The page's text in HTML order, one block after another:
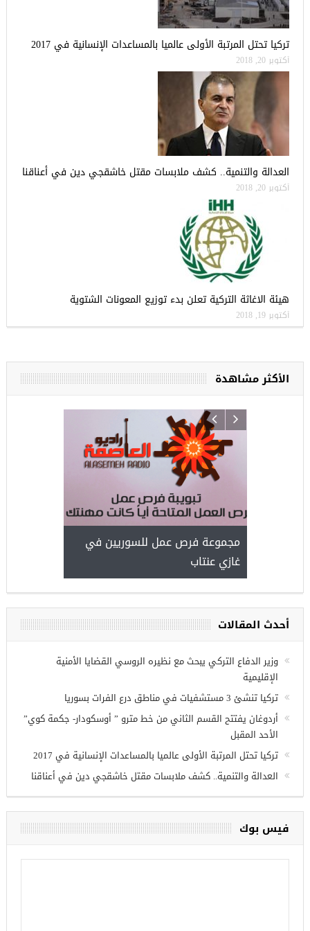
تركيا تحتل المرتبة الأولى عالميا بالمساعدات الإنسانية في 2017
أكتوبر 20, 2018
العدالة والتنمية.. كشف ملابسات مقتل خاشقجي دين في أعناقنا
أكتوبر 20, 2018
هيئة الاغاثة التركية تعلن بدء توزيع المعونات الشتوية
أكتوبر 19, 2018
الأكثر مشاهدة
مجموعة فرص عمل للسوريين في
غازي عنتاب
أحدث المقالات
وزير الدفاع التركي يبحث مع نظيره الروسي القضايا الأمنية
الإقليمية
تركيا تنشئ 3 مستشفيات في مناطق درع الفرات بسوريا
أردوغان يفتتح القسم الثاني من خط مترو ” أوسكودار- جكمة كوي”
الأحد المقبل
تركيا تحتل المرتبة الأولى عالميا بالمساعدات الإنسانية في 2017
العدالة والتنمية.. كشف ملابسات مقتل خاشقجي دين في أعناقنا
فيس بوك